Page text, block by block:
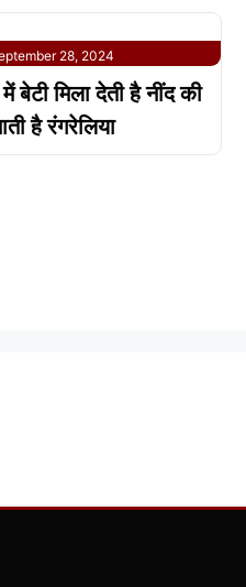
28, 2024
बेटी मिला देती है नींद की
है रंगरेलिया